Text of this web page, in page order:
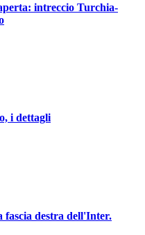
intreccio Turchia-
i dettagli
destra dell'Inter.